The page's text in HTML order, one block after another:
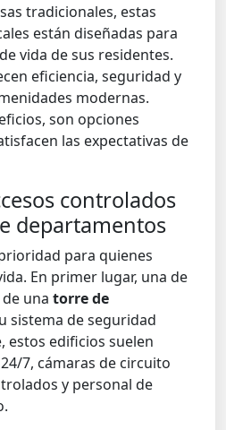
tradicionales, estas
están diseñadas para
vida de sus residentes.
eficiencia, seguridad y
modernas.
son opciones
las expectativas de
controlados
departamentos
para quienes
En primer lugar, una de
una torre de
sistema de seguridad
estos edificios suelen
7, cámaras de circuito
y personal de